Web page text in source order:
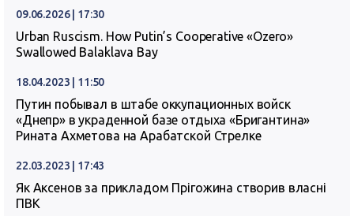
09.06.2026 | 17:30
Urban Ruscism. How Putin’s Cooperative «Ozero»
Swallowed Balaklava Bay
18.04.2023 | 11:50
Путин побывал в штабе оккупационных войск
«Днепр» в украденной базе отдыха «Бригантина»
Рината Ахметова на Арабатской Стрелке
22.03.2023 | 17:43
Як Аксенов за прикладом Прігожина створив власні
ПВК